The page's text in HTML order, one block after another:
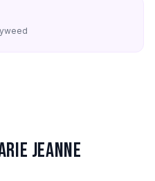
Jeanne